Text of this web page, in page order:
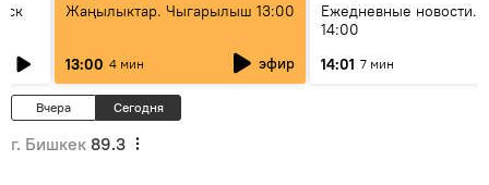
Жаңылыктар. Чыгарылыш 13:00
13:00 4 мин эфир
Ежедневные новости.
14:00
14:01 7 мин
Вчера Сегодня
г. Бишкек 89.3